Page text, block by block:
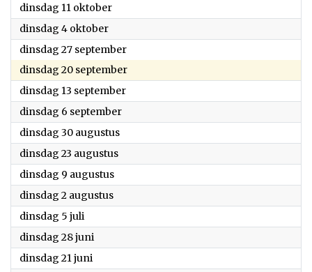
dinsdag 11 oktober2022
dinsdag 4 oktober2022
dinsdag 27 september2022
dinsdag 20 september2022
dinsdag 13 september2022
dinsdag 6 september2022
dinsdag 30 augustus2022
dinsdag 23 augustus2022
dinsdag 9 augustus2022
dinsdag 2 augustus2022
dinsdag 5 juli
dinsdag 28 juni
dinsdag 21 juni